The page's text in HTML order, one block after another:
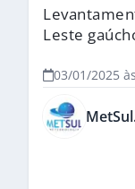
Leste
03/01/2025